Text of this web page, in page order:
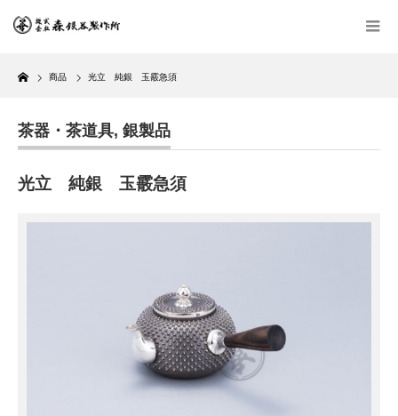
Home
商品 光立 純銀 玉霰急須
茶器・茶道具, 銀製品
光立 純銀 玉霰急須